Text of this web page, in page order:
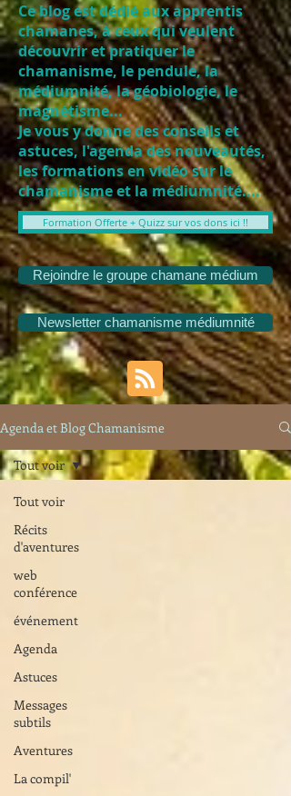
Ce blog est dédié aux apprentis
chamanes, à ceux qui veulent
découvrir et pratiquer le
chamanisme, le pendule, la
médiumnité, la géobiologie, le
magnétisme...
Je vous y donne des conseils et
astuces, l'agenda des nouveautés,
les formations en vidéo sur le
chamanisme et la médiumnité....
Formation Offerte + Quizz sur vos dons ici !!
Rejoindre le groupe chamane médium
Newsletter chamanisme médiumnité
Agenda et Blog Chamanisme
Tout voir
Récits
d'aventures
web
conférence
événement
Agenda
Astuces
Messages
subtils
Aventures
La compil'
Tout voir